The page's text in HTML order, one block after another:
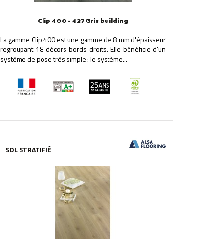
Clip 400 - 437 Gris building
La gamme Clip 400 est une gamme de 8 mm d'épaisseur
regroupant 18 décors bords droits. Elle bénéficie d'un
système de pose très simple : le système...
SOL STRATIFIÉ